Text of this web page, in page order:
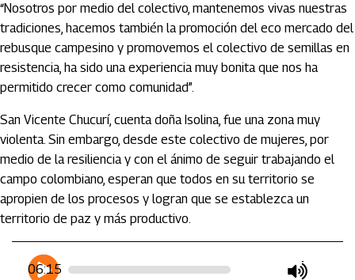
“Nosotros por medio del colectivo, mantenemos vivas nuestras
tradiciones, hacemos también la promoción del eco mercado del
rebusque campesino y promovemos el colectivo de semillas en
resistencia, ha sido una experiencia muy bonita que nos ha
permitido crecer como comunidad”.
San Vicente Chucurí, cuenta doña Isolina, fue una zona muy
violenta. Sin embargo, desde este colectivo de mujeres, por
medio de la resiliencia y con el ánimo de seguir trabajando el
campo colombiano, esperan que todos en su territorio se
apropien de los procesos y logran que se establezca un
territorio de paz y más productivo.
Artículos Player
Player Articulos
play
mute
06:15